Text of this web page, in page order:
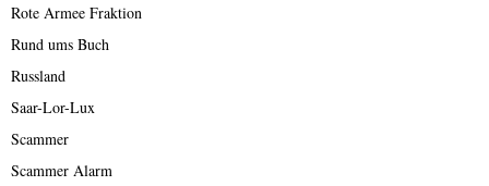
Rote Armee Fraktion
Rund ums Buch
Russland
Saar-Lor-Lux
Scammer
Scammer Alarm